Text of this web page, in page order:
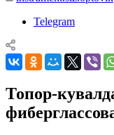
Telegram
Топор-